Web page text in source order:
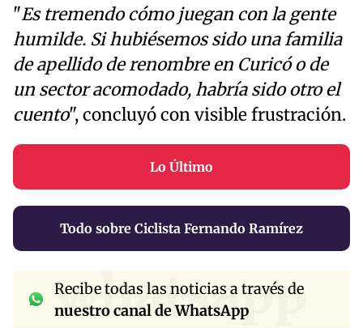
"Es tremendo cómo juegan con la gente
humilde. Si hubiésemos sido una familia
de apellido de renombre en Curicó o de
un sector acomodado, habría sido otro el
cuento", concluyó con visible frustración.
Lo Último
Todo sobre Ciclista Fernando Ramírez
whatsapp
Recibe todas las noticias a través de
nuestro canal de WhatsApp